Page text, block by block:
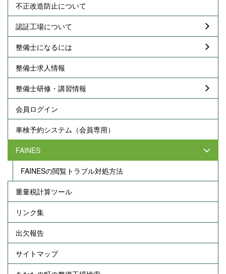
不正改造防止について
認証工場について
整備士になるには
整備士求人情報
整備士研修・講習情報
会員ログイン
車検予約システム（会員専用）
FAINES
FAINESの閲覧トラブル対処方法
重量税計算ツール
リンク集
出欠報告
サイトマップ